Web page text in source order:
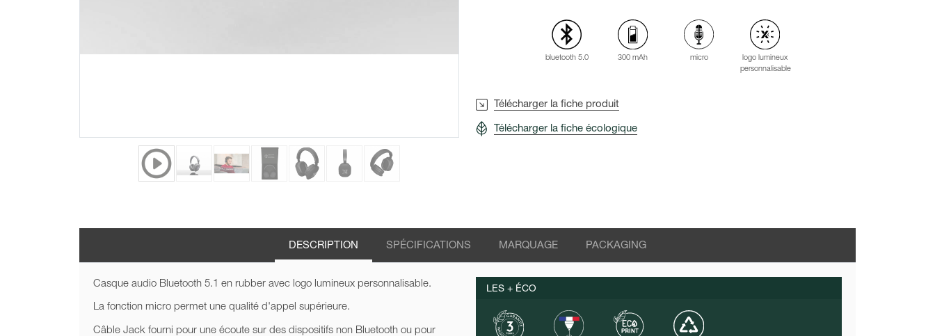
bluetooth 5.0 300 mAh micro
logo lumineux
personnalisable
Télécharger la fiche produit
Télécharger la fiche écologique
DESCRIPTION SPÉCIFICATIONS MARQUAGE PACKAGING
Casque audio Bluetooth 5.1 en rubber avec logo lumineux personnalisable.
La fonction micro permet une qualité d'appel supérieure.
Câble Jack fourni pour une écoute sur des dispositifs non Bluetooth ou pour
LES + ÉCO